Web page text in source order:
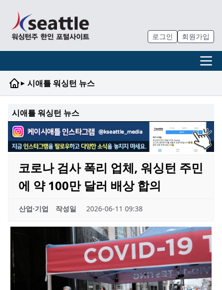
로그인 회원가입
▸ 시애틀 워싱턴 뉴스
시애틀 워싱턴 뉴스
코로나 검사 폭리 업체, 워싱턴 주민
에 약 100만 달러 배상 합의
산업·기업 작성일 2026-06-11 09:38